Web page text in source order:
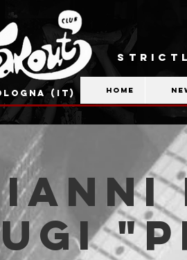
(IT) Home